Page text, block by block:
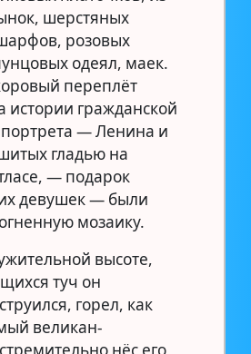
шерстяных
розовых
одеял, маек.
переплёт
истории гражданской
— Ленина и
гладью на
— подарок
девушек — были
мозаику.
высоте,
туч он
горел, как
великан-